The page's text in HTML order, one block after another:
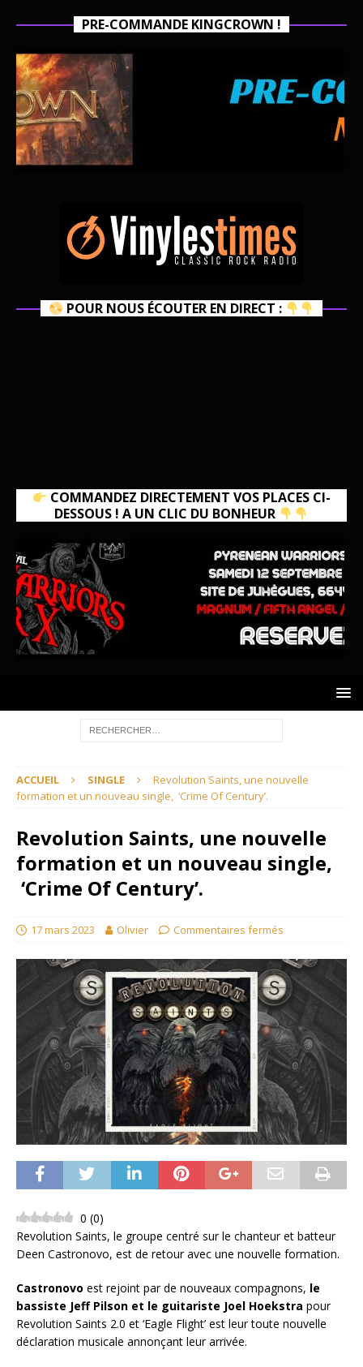
PRE-COMMANDE KINGCROWN !
POUR NOUS ÉCOUTER EN DIRECT :
COMMANDEZ DIRECTEMENT VOS PLACES CI-
DESSOUS ! A UN CLIC DU BONHEUR
ACCUEIL SINGLE
Revolution Saints, une nouvelle
formation et un nouveau single, ‘Crime Of Century’.
Revolution Saints, une nouvelle
formation et un nouveau single,
‘Crime Of Century’.
17 mars 2023 Olivier Commentaires fermés
0 (0)
Revolution Saints, le groupe centré sur le chanteur et batteur
Deen Castronovo, est de retour avec une nouvelle formation.
Castronovo est rejoint par de nouveaux compagnons, le
bassiste Jeff Pilson et le guitariste Joel Hoekstra pour
Revolution Saints 2.0 et ‘Eagle Flight’ est leur toute nouvelle
déclaration musicale annonçant leur arrivée.